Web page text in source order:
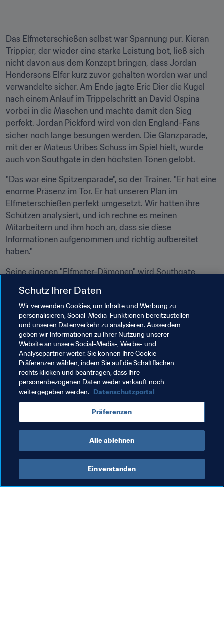
Das Elfmeterschießen selbst war Spannung pur. Kieran
Trippier, der wieder eine starke Leistung bot, ließ sich
nicht davon aus dem Konzept bringen, dass Jordan
Hendersons Elfer kurz zuvor gehalten worden war und
verwandelte sicher. Am Ende jagte Eric Dier die Kugel
nach einem Anlauf im Trippelschritt an David Ospina
vorbei in die Maschen und machte damit den Sieg
perfekt. Jordan Pickford wird von den England-Fans
sicher noch lange besungen werden. Die Glanzparade,
mit der er Mateus Uribes Schuss im Spiel hielt, wurde
auch von Southgate in den höchsten Tönen gelobt.
"Das war eine Spitzenparade", so der Trainer. "Er hat eine
enorme Präsenz im Tor. Er hat unseren Plan im
Elfmeterschießen perfekt umgesetzt. Wir hatten ihre
Schützen analysiert, und ich rechne es meinen
Mitarbeitern und ihm hoch an, dass sie diese
Informationen aufgenommen und richtig aufbereitet
haben."
Seine eigenen "Elfmeter-Dämonen" wird Southgate
hatte er einen Elfer gegen Deutschland vergeben, und
die Erinnerung kam jetzt wieder hoch, nachdem England
sich in Gruppe G für das Achtelfinale qualifiziert hatte.
England kann mit einer Gewohnheit brechen, doch die
Geschichte lässt sich nicht mehr umschreiben.
"Leider werde ich das wohl nie los werden", räumt er ein.
"Das werde ich ein Leben lang mit mir herumschleppen.
Aber heute ist ein ganz besonderer Moment für dieses
Team. Er wird hoffentlich auch zukünftigen Generationen
Selbstvertrauen geben."
Schutz Ihrer Daten
Wir verwenden Cookies, um Inhalte und Werbung zu
personalisieren, Social-Media-Funktionen bereitzustellen
und unseren Datenverkehr zu analysieren. Ausserdem
geben wir Informationen zu Ihrer Nutzung unserer
Website an unsere Social-Media-, Werbe- und
Analysepartner weiter. Sie können Ihre Cookie-
Präferenzen wählen, indem Sie auf die Schaltflächen
rechts klicken und beantragen, dass Ihre
personenbezogenen Daten weder verkauft noch
weitergegeben werden. Datenschutzportal
Präferenzen
Alle ablehnen
Einverstanden